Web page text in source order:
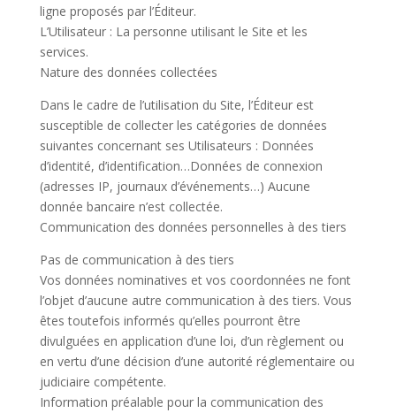
ligne proposés par l’Éditeur.
L’Utilisateur : La personne utilisant le Site et les
services.
Nature des données collectées
Dans le cadre de l’utilisation du Site, l’Éditeur est
susceptible de collecter les catégories de données
suivantes concernant ses Utilisateurs : Données
d’identité, d’identification…Données de connexion
(adresses IP, journaux d’événements…) Aucune
donnée bancaire n’est collectée.
Communication des données personnelles à des tiers
Pas de communication à des tiers
Vos données nominatives et vos coordonnées ne font
l’objet d’aucune autre communication à des tiers. Vous
êtes toutefois informés qu’elles pourront être
divulguées en application d’une loi, d’un règlement ou
en vertu d’une décision d’une autorité réglementaire ou
judiciaire compétente.
Information préalable pour la communication des